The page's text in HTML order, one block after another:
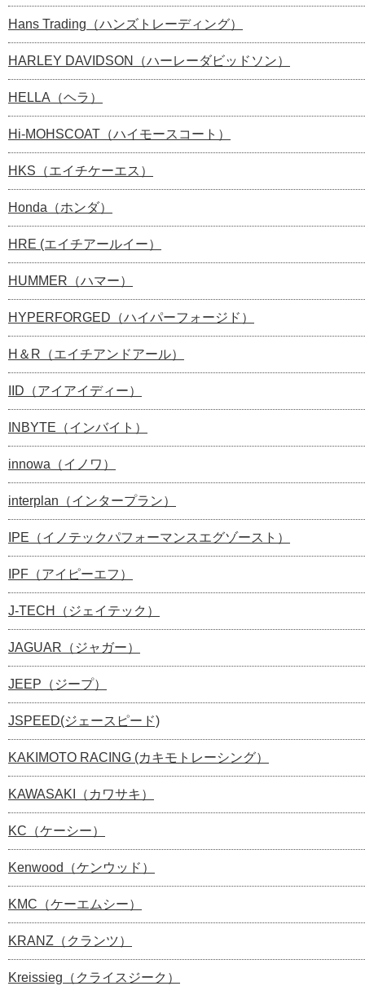
Hans Trading（ハンズトレーディング）
HARLEY DAVIDSON（ハーレーダビッドソン）
HELLA（ヘラ）
Hi-MOHSCOAT（ハイモースコート）
HKS（エイチケーエス）
Honda（ホンダ）
HRE (エイチアールイー）
HUMMER（ハマー）
HYPERFORGED（ハイパーフォージド）
H＆R（エイチアンドアール）
IID（アイアイディー）
INBYTE（インバイト）
innowa（イノワ）
interplan（インタープラン）
IPE（イノテックパフォーマンスエグゾースト）
IPF（アイピーエフ）
J-TECH（ジェイテック）
JAGUAR（ジャガー）
JEEP（ジープ）
JSPEED(ジェースピード)
KAKIMOTO RACING (カキモトレーシング）
KAWASAKI（カワサキ）
KC（ケーシー）
Kenwood（ケンウッド）
KMC（ケーエムシー）
KRANZ（クランツ）
Kreissieg（クライスジーク）